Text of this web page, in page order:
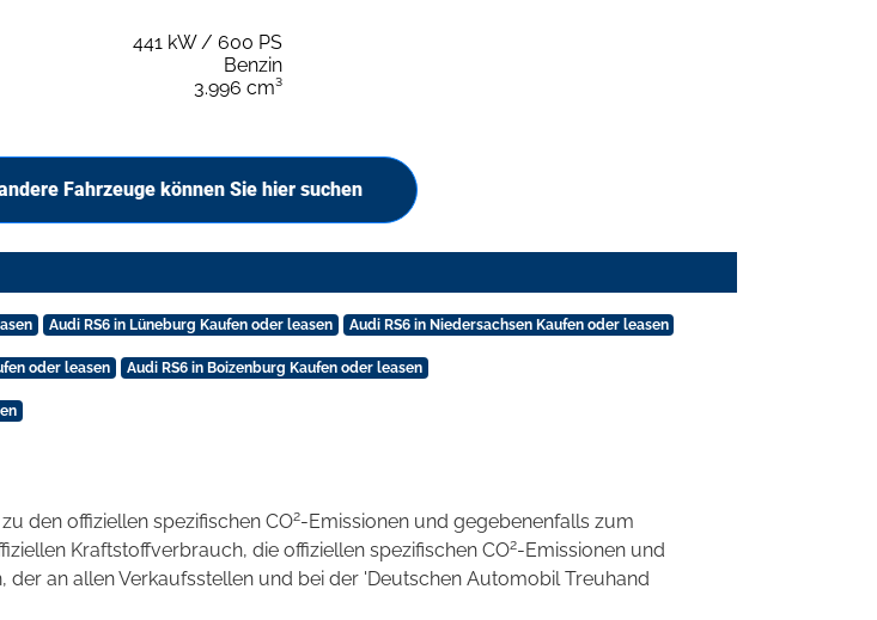
441 kW / 600 PS
Benzin
3.996 cm³
Fahrzeuge können Sie hier suchen
Audi RS6 in Lüneburg Kaufen oder leasen Audi RS6 in Niedersachsen Kaufen oder leasen
oder leasen Audi RS6 in Boizenburg Kaufen oder leasen
den offiziellen spezifischen CO2-Emissionen und gegebenenfalls zum
Kraftstoffverbrauch, die offiziellen spezifischen CO2-Emissionen und
an allen Verkaufsstellen und bei der 'Deutschen Automobil Treuhand